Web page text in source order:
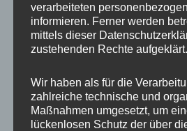
20x Radmutter M12 x
1,5 x 35 mm Kegelbund
60° Schwarz
Bewertet
mit
von
0
5
verarbeiteten
informieren. Ferner werden
mittels dieser
zustehenden Rechte aufgeklärt.
Wir haben als für die
zahlreiche technische und
Maßnahmen umgesetzt, um
lückenlosen Schutz der über